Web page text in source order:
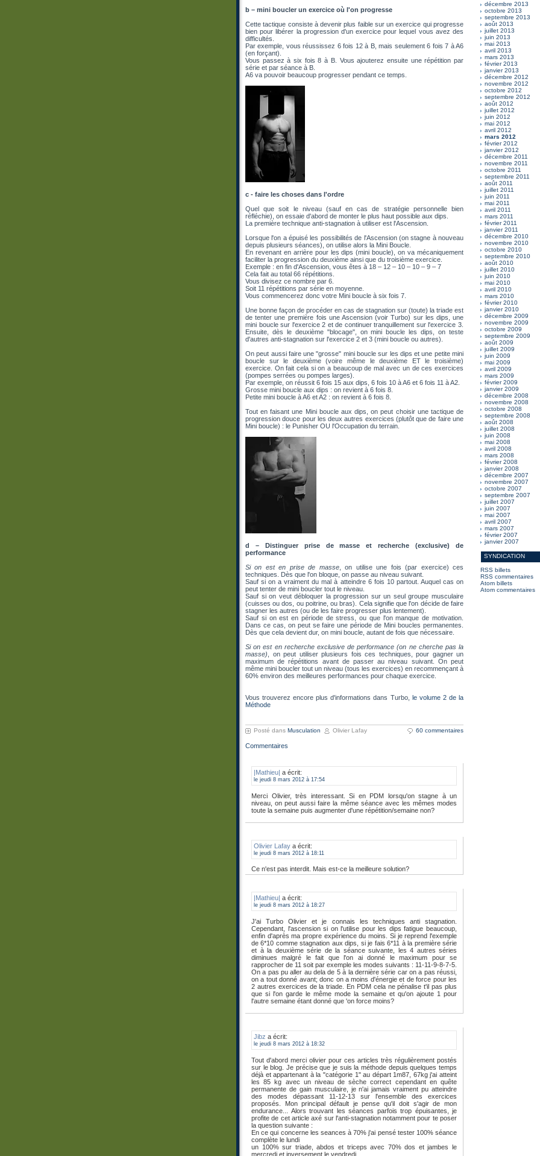
b – mini boucler un exercice où l'on progresse
Cette tactique consiste à devenir plus faible sur un exercice qui progresse
bien pour libérer la progression d'un exercice pour lequel vous avez des
difficultés.
Par exemple, vous réussissez 6 fois 12 à B, mais seulement 6 fois 7 à A6
(en forçant).
Vous passez à six fois 8 à B. Vous ajouterez ensuite une répétition par
série et par séance à B.
A6 va pouvoir beaucoup progresser pendant ce temps.
c - faire les choses dans l'ordre
Quel que soit le niveau (sauf en cas de stratégie personnelle bien
réfléchie), on essaie d'abord de monter le plus haut possible aux dips.
La première technique anti-stagnation à utiliser est l'Ascension.
Lorsque l'on a épuisé les possibilités de l'Ascension (on stagne à nouveau
depuis plusieurs séances), on utilise alors la Mini Boucle.
En revenant en arrière pour les dips (mini boucle), on va mécaniquement
faciliter la progression du deuxième ainsi que du troisième exercice.
Exemple : en fin d'Ascension, vous êtes à 18 – 12 – 10 – 10 – 9 – 7
Cela fait au total 66 répétitions.
Vous divisez ce nombre par 6.
Soit 11 répétitions par série en moyenne.
Vous commencerez donc votre Mini boucle à six fois 7.
Une bonne façon de procéder en cas de stagnation sur (toute) la triade est
de tenter une première fois une Ascension (voir Turbo) sur les dips, une
mini boucle sur l'exercice 2 et de continuer tranquillement sur l'exercice 3.
Ensuite, dès le deuxième "blocage", on mini boucle les dips, on teste
d'autres anti-stagnation sur l'exercice 2 et 3 (mini boucle ou autres).
On peut aussi faire une "grosse" mini boucle sur les dips et une petite mini
boucle sur le deuxième (voire même le deuxième ET le troisième)
exercice. On fait cela si on a beaucoup de mal avec un de ces exercices
(pompes serrées ou pompes larges).
Par exemple, on réussit 6 fois 15 aux dips, 6 fois 10 à A6 et 6 fois 11 à A2.
Grosse mini boucle aux dips : on revient à 6 fois 8.
Petite mini boucle à A6 et A2 : on revient à 6 fois 8.
Tout en faisant une Mini boucle aux dips, on peut choisir une tactique de
progression douce pour les deux autres exercices (plutôt que de faire une
Mini boucle) : le Punisher OU l'Occupation du terrain.
d – Distinguer prise de masse et recherche (exclusive) de
performance
Si on est en prise de masse, on utilise une fois (par exercice) ces
techniques. Dès que l'on bloque, on passe au niveau suivant.
Sauf si on a vraiment du mal à atteindre 6 fois 10 partout. Auquel cas on
peut tenter de mini boucler tout le niveau.
Sauf si on veut débloquer la progression sur un seul groupe musculaire
(cuisses ou dos, ou poitrine, ou bras). Cela signifie que l'on décide de faire
stagner les autres (ou de les faire progresser plus lentement).
Sauf si on est en période de stress, ou que l'on manque de motivation.
Dans ce cas, on peut se faire une période de Mini boucles permanentes.
Dès que cela devient dur, on mini boucle, autant de fois que nécessaire.
Si on est en recherche exclusive de performance (on ne cherche pas la
masse) , on peut utiliser plusieurs fois ces techniques, pour gagner un
maximum de répétitions avant de passer au niveau suivant. On peut
même mini boucler tout un niveau (tous les exercices) en recommençant à
60% environ des meilleures performances pour chaque exercice.
Vous trouverez encore plus d'informations dans Turbo, le volume 2 de la
Méthode
Posté dans Musculation Olivier Lafay 60 commentaires
Commentaires
|Mathieu| a écrit:
le jeudi 8 mars 2012 à 17:54
Merci Olivier, très interessant. Si en PDM lorsqu'on stagne à un
niveau, on peut aussi faire la même séance avec les mêmes modes
toute la semaine puis augmenter d'une répétition/semaine non?
Olivier Lafay a écrit:
le jeudi 8 mars 2012 à 18:11
Ce n'est pas interdit. Mais est-ce la meilleure solution?
|Mathieu| a écrit:
le jeudi 8 mars 2012 à 18:27
J'ai Turbo Olivier et je connais les techniques anti stagnation.
Cependant, l'ascension si on l'utilise pour les dips fatigue beaucoup,
enfin d'après ma propre expérience du moins. Si je reprend l'exemple
de 6*10 comme stagnation aux dips, si je fais 6*11 à la première série
et à la deuxième série de la séance suivante, les 4 autres séries
diminues malgré le fait que l'on ai donné le maximum pour se
rapprocher de 11 soit par exemple les modes suivants : 11-11-9-8-7-5.
On a pas pu aller au dela de 5 à la dernière série car on a pas réussi,
on a tout donné avant; donc on a moins d'énergie et de force pour les
2 autres exercices de la triade. En PDM cela ne pénalise t'il pas plus
que si l'on garde le même mode la semaine et qu'on ajoute 1 pour
l'autre semaine étant donné que 'on force moins?
Jibz a écrit:
le jeudi 8 mars 2012 à 18:32
Tout d'abord merci olivier pour ces articles très régulièrement postés
sur le blog. Je précise que je suis la méthode depuis quelques temps
déjà et appartenant à la "catégorie 1" au départ 1m87, 67kg j'ai atteint
les 85 kg avec un niveau de sèche correct cependant en quête
permanente de gain musculaire, je n'ai jamais vraiment pu atteindre
des modes dépassant 11-12-13 sur l'ensemble des exercices
proposés. Mon principal défault je pense qu'il doit s'agir de mon
endurance... Alors trouvant les séances parfois trop épuisantes, je
profite de cet article axé sur l'anti-stagnation notamment pour te poser
la question suivante :
En ce qui concerne les seances à 70% j'ai pensé tester 100% séance
complète le lundi
un 100% sur triade, abdos et triceps avec 70% dos et jambes le
mercredi et inversement le vendredi.
décembre 2013
octobre 2013
septembre 2013
août 2013
juillet 2013
juin 2013
mai 2013
avril 2013
mars 2013
février 2013
janvier 2013
décembre 2012
novembre 2012
octobre 2012
septembre 2012
août 2012
juillet 2012
juin 2012
mai 2012
avril 2012
mars 2012
février 2012
janvier 2012
décembre 2011
novembre 2011
octobre 2011
septembre 2011
août 2011
juillet 2011
juin 2011
mai 2011
avril 2011
mars 2011
février 2011
janvier 2011
décembre 2010
novembre 2010
octobre 2010
septembre 2010
août 2010
juillet 2010
juin 2010
mai 2010
avril 2010
mars 2010
février 2010
janvier 2010
décembre 2009
novembre 2009
octobre 2009
septembre 2009
août 2009
juillet 2009
juin 2009
mai 2009
avril 2009
mars 2009
février 2009
janvier 2009
décembre 2008
novembre 2008
octobre 2008
septembre 2008
août 2008
juillet 2008
juin 2008
mai 2008
avril 2008
mars 2008
février 2008
janvier 2008
décembre 2007
novembre 2007
octobre 2007
septembre 2007
juillet 2007
juin 2007
mai 2007
avril 2007
mars 2007
février 2007
janvier 2007
SYNDICATION
RSS billets
RSS commentaires
Atom billets
Atom commentaires